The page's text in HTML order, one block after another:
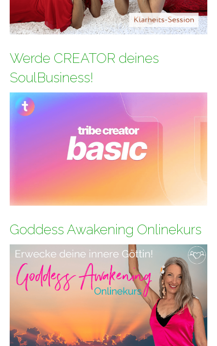
Werde CREATOR deines
SoulBusiness!
Goddess Awakening Onlinekurs